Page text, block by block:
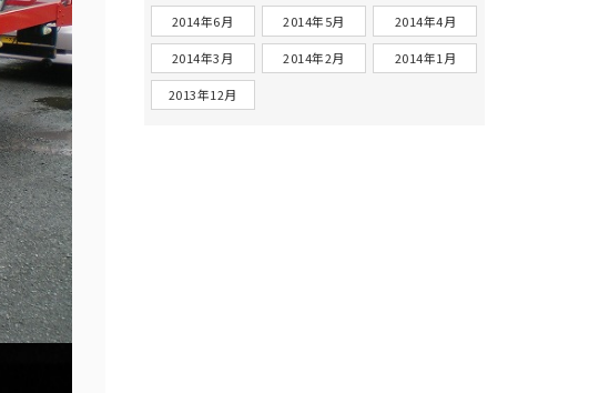
2014年6月 2014年5月 2014年4月
2014年3月 2014年2月 2014年1月
2013年12月